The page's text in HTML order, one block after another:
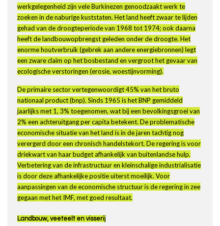
werkgelegenheid zijn vele Burkinezen genoodzaakt werk te
zoeken in de naburige kuststaten. Het land heeft zwaar te lijden
gehad van de droogteperiode van 1968 tot 1974; ook daarna
heeft de landbouwopbrengst geleden onder de droogte. Het
enorme houtverbruik (gebrek aan andere energiebronnen) legt
een zware claim op het bosbestand en vergroot het gevaar van
ecologische verstoringen (erosie, woestijnvorming).
De primaire sector vertegenwoordigt 45% van het bruto
nationaal product (bnp). Sinds 1965 is het BNP gemiddeld
jaarlijks met 1, 3% toegenomen, wat bij een bevolkingsgroei van
2% een achteruitgang per capita betekent. De problematische
economische situatie van het land is in de jaren tachtig nog
verergerd door een chronisch handelstekort. De regering is voor
driekwart van haar budget afhankelijk van buitenlandse hulp.
Verbetering van de infrastructuur en kleinschalige industrialisatie
is door deze afhankelijke positie uiterst moeilijk. Voor
aanpassingen van de economische structuur is de regering in zee
gegaan met het IMF, met goed resultaat.
Landbouw, veeteelt en visserij